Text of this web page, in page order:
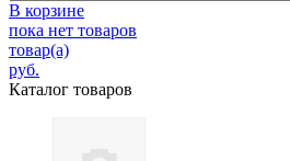
В корзине
пока нет товаров
товар(а)
руб.
Каталог товаров